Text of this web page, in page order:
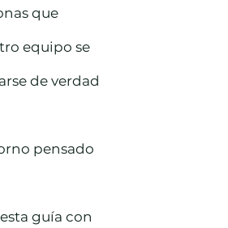
que
equipo se
de verdad
pensado
guía con